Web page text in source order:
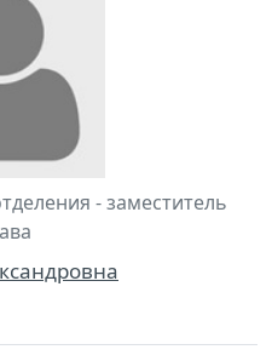
- заместитель